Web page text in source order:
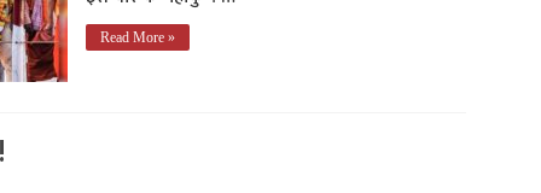
Read More »